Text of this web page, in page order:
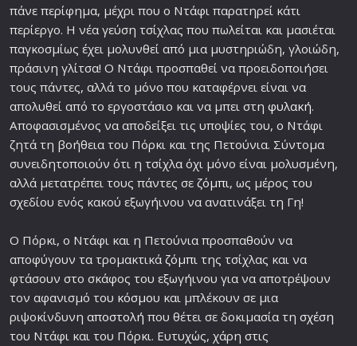
πάνε περίφημα, μέχρι που ο Ντάφι παρατηρεί κάτι
περίεργο. Η νέα γεύση τσίχλας που πωλείται και μασιέται
παγκοσμίως έχει μολυνθεί από μια μυστηριώδη, γλοιώδη,
πράσινη γλίτσα! Ο Ντάφι προσπαθεί να προειδοποιήσει
τους πάντες, αλλά το μόνο που καταφέρνει είναι να
απολυθεί από το εργοστάσιο και να μπει στη φυλακή.
Αποφασισμένος να αποδείξει τις υποψίες του, ο Ντάφι
ζητά τη βοήθεια του Πόρκι και της Πετούνια. Σύντομα
συνειδητοποιούν ότι η τσίχλα όχι μόνο είναι μολυσμένη,
αλλά μετατρέπει τους πάντες σε ζόμπι, ως μέρος του
σχεδίου ενός κακού εξωγήινου να ανατινάξει τη Γη!
Ο Πόρκι, ο Ντάφι και η Πετούνια προσπαθούν να
αποφύγουν τα τρομακτικάζόμπι της τσίχλας και να
φτάσουν στο σκάφος του εξωγήινου για να αποτρέψουν
τον αφανισμό του κόσμου και μπλέκουν σε μια
ριψοκίνδυνη αποστολή που θέτει σε δοκιμασία τη σχέση
του Ντάφι και του Πόρκι. Ευτυχώς, χάρη στις